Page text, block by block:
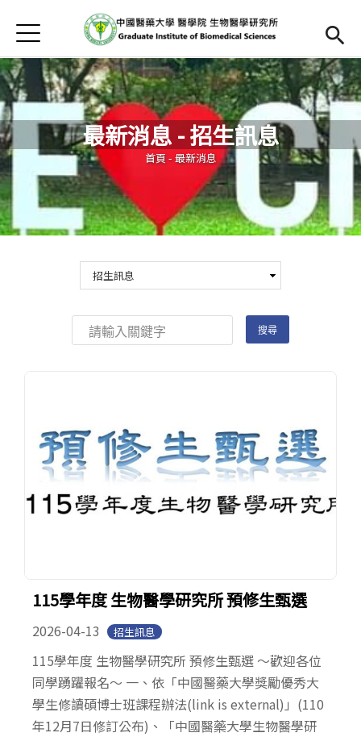
首頁
首頁
最新消息
本所簡介
Open submenu (師資陣容)
師資陣容
Open submenu (課程資訊)
課程資訊
檔案下載
最新消息 - 招生訊息
您在這裡
首頁-最新消息
115學年度 生物醫學研究所 預修生甄選
2026-04-13 招生訊息
115學年度 生物醫學研究所 預修生甄選 ～歡迎各位
同學踴躍報名～ 一、依「中國醫藥大學獎勵優秀大
學生修讀碩博士班課程辦法(link is external)」(110
年12月7日修訂公布)、「中國醫藥大學生物醫學研